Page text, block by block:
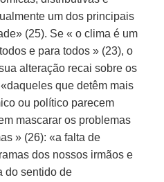
um dos principais
(25). Se « o clima é um
e para todos » (23), o
alteração recai sobre os
que detêm mais
ou político parecem
mascarar os problemas
» (26): «a falta de
dos nossos irmãos e
do sentido de